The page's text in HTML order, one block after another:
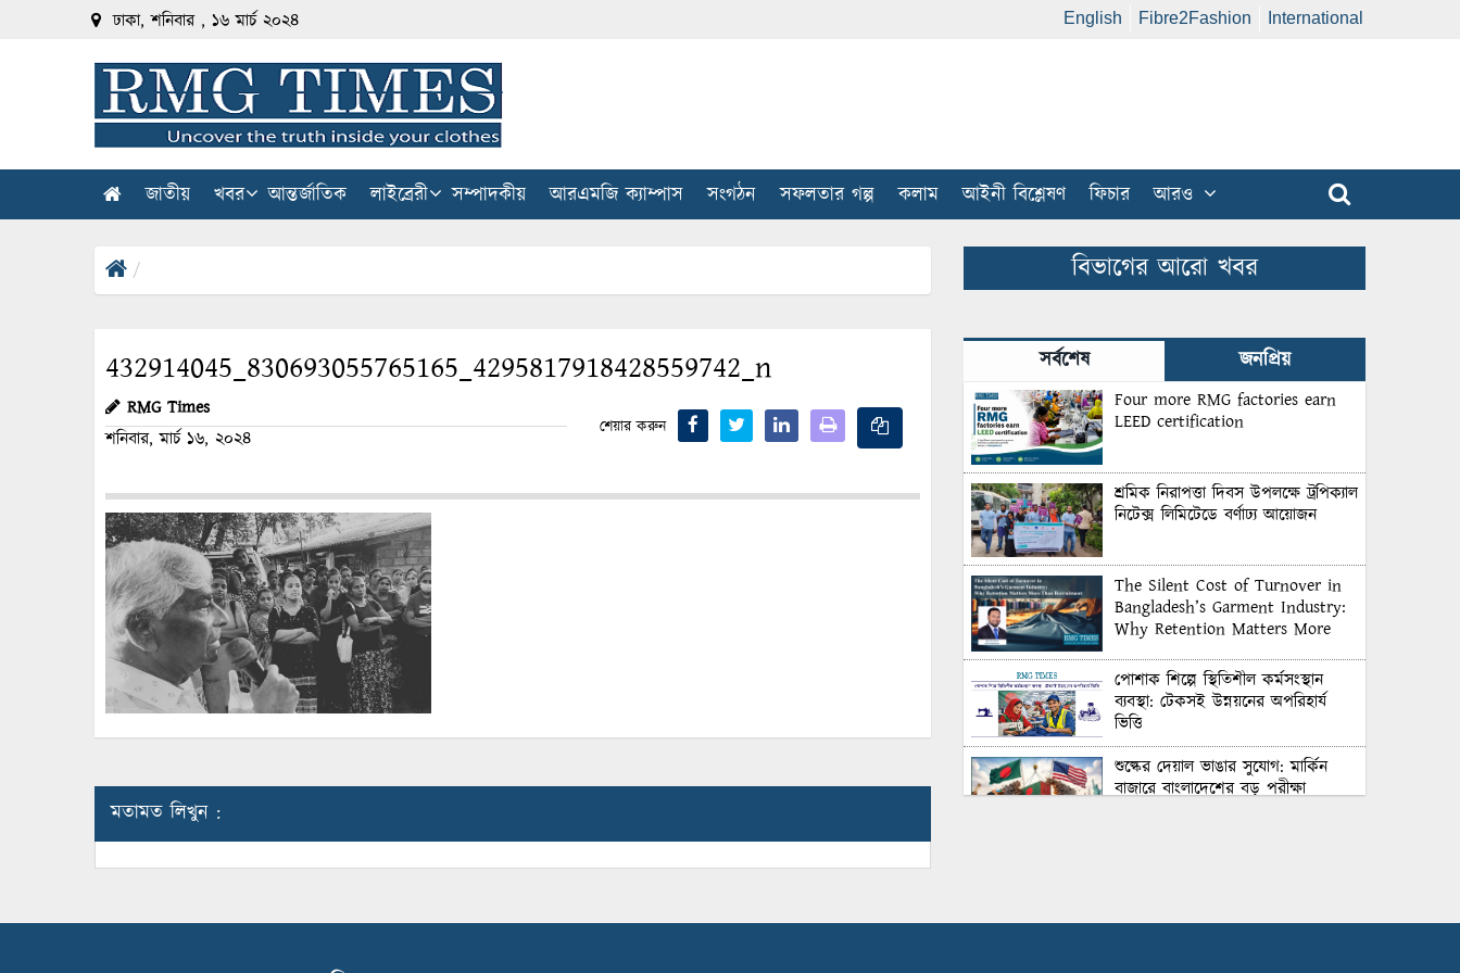
ঢাকা, শনিবার , ১৬ মার্চ ২০২৪ English Fibre2Fashion International
জাতীয় খবর আন্তর্জাতিক লাইব্রেরী সম্পাদকীয় আরএমজি ক্যাম্পাস সংগঠন সফলতার গল্প কলাম আইনী বিশ্লেষণ ফিচার আরও
432914045_830693055765165_4295817918428559742_n
RMG Times
শনিবার, মার্চ ১৬, ২০২৪
শেয়ার করুন
মতামত লিখুন :
বিভাগের আরো খবর
সর্বশেষ জনপ্রিয়
Four more RMG factories earn
LEED certification
শ্রমিক নিরাপত্তা দিবস উপলক্ষে ট্রপিক্যাল
নিটেক্স লিমিটেডে বর্ণাঢ্য আয়োজন
The Silent Cost of Turnover in
Bangladesh’s Garment Industry:
Why Retention Matters More
পোশাক শিল্পে স্থিতিশীল কর্মসংস্থান
ব্যবস্থা: টেকসই উন্নয়নের অপরিহার্য
ভিত্তি
শুল্কের দেয়াল ভাঙার সুযোগ: মার্কিন
বাজারে বাংলাদেশের বড় পরীক্ষা